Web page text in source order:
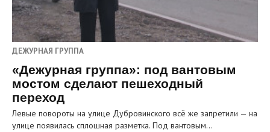
ДЕЖУРНАЯ ГРУППА
«Дежурная группа»: под вантовым
мостом сделают пешеходный
переход
Левые повороты на улице Дубровинского всё же запретили — на
улице появилась сплошная разметка. Под вантовым…